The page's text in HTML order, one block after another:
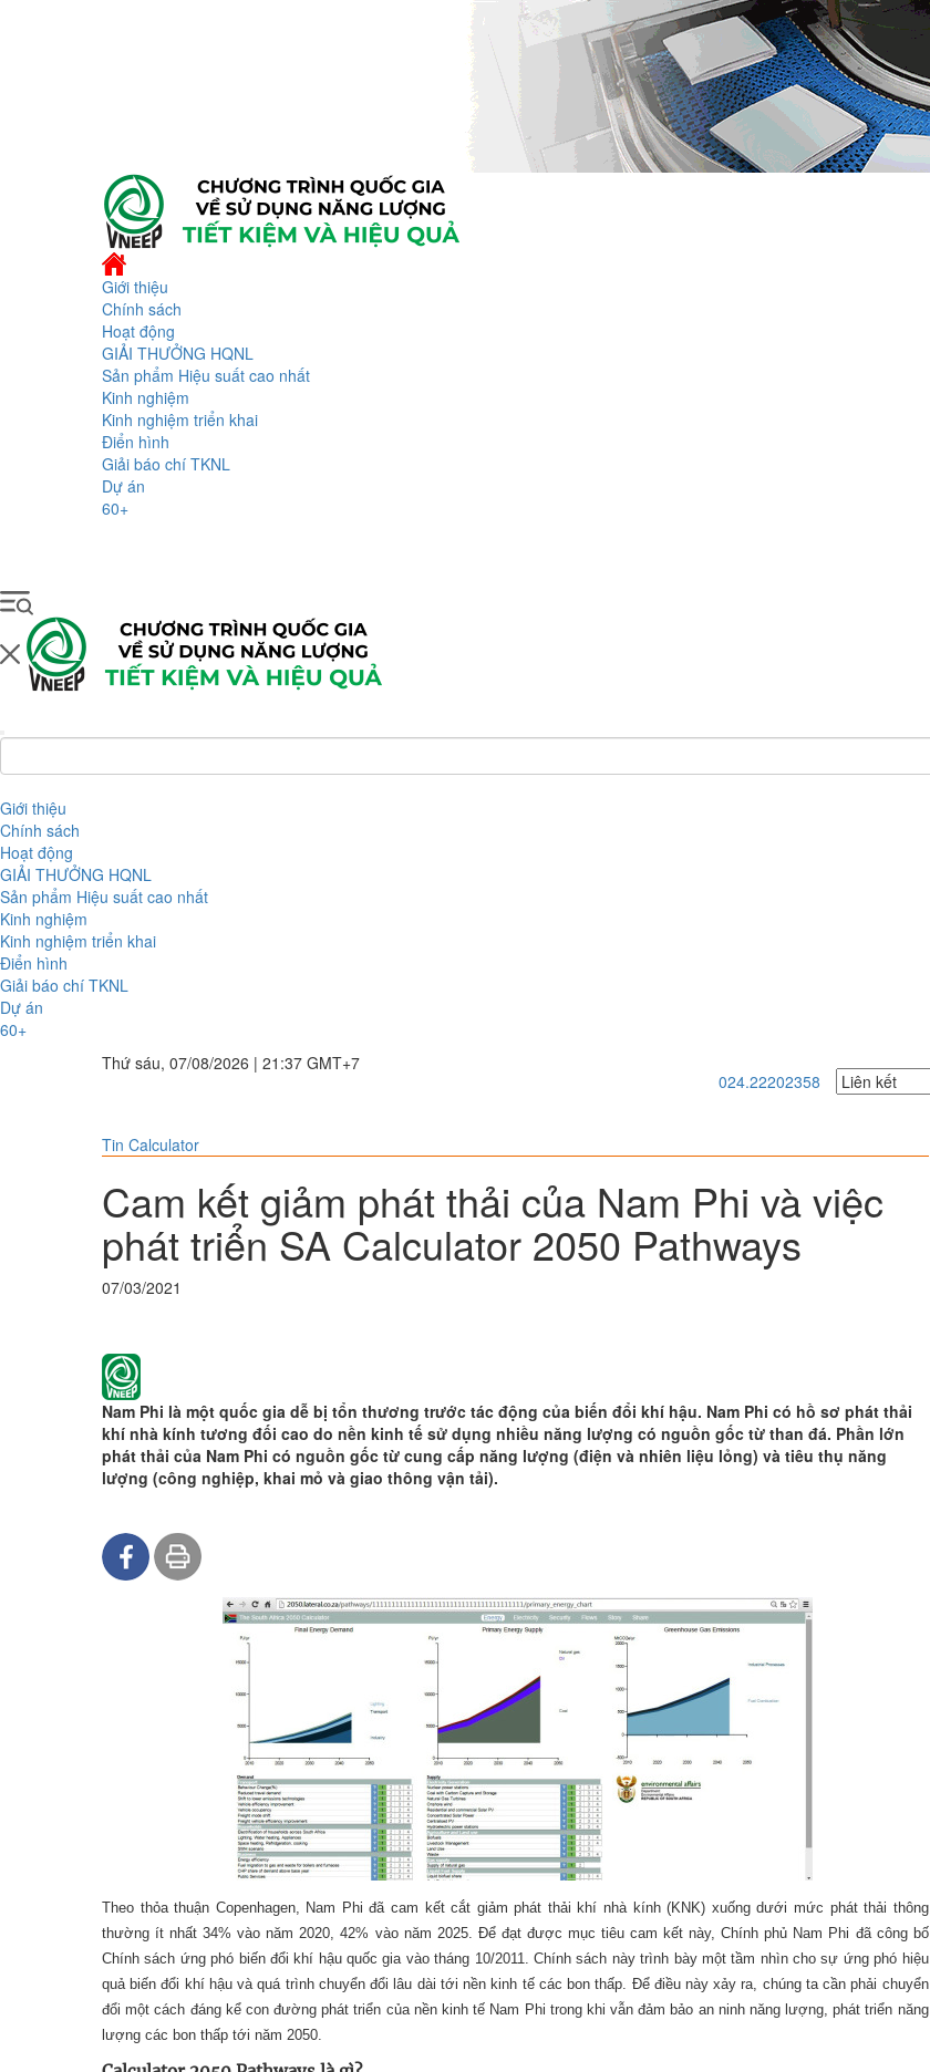
Giới thiệu
Chính sách
Hoạt động
GIẢI THƯỞNG HQNL
Sản phẩm Hiệu suất cao nhất
Kinh nghiệm
Kinh nghiệm triển khai
Điển hình
Giải báo chí TKNL
Dự án
60+
Giới thiệu
Chính sách
Hoạt động
GIẢI THƯỞNG HQNL
Sản phẩm Hiệu suất cao nhất
Kinh nghiệm
Kinh nghiệm triển khai
Điển hình
Giải báo chí TKNL
Dự án
60+
Thứ sáu, 07/08/2026 | 21:37 GMT+7
024.22202358
Tin Calculator
Cam kết giảm phát thải của Nam Phi và việc
phát triển SA Calculator 2050 Pathways
07/03/2021
Nam Phi là một quốc gia dễ bị tổn thương trước tác động của biến đổi khí hậu. Nam Phi có hồ sơ phát thải
khí nhà kính tương đối cao do nền kinh tế sử dụng nhiều năng lượng có nguồn gốc từ than đá. Phần lớn
phát thải của Nam Phi có nguồn gốc từ cung cấp năng lượng (điện và nhiên liệu lỏng) và tiêu thụ năng
lượng (công nghiệp, khai mỏ và giao thông vận tải).
Theo thỏa thuận Copenhagen, Nam Phi đã cam kết cắt giảm phát thải khí nhà kính (KNK) xuống dưới mức phát thải thông
thường ít nhất 34% vào năm 2020, 42% vào năm 2025. Để đạt được mục tiêu cam kết này, Chính phủ Nam Phi đã công bố
Chính sách ứng phó biến đổi khí hậu quốc gia vào tháng 10/2011. Chính sách này trình bày một tầm nhìn cho sự ứng phó hiệu
quả biến đổi khí hậu và quá trình chuyển đổi lâu dài tới nền kinh tế các bon thấp. Để điều này xảy ra, chúng ta cần phải chuyển
đổi một cách đáng kể con đường phát triển của nền kinh tế Nam Phi trong khi vẫn đảm bảo an ninh năng lượng, phát triển năng
lượng các bon thấp tới năm 2050.